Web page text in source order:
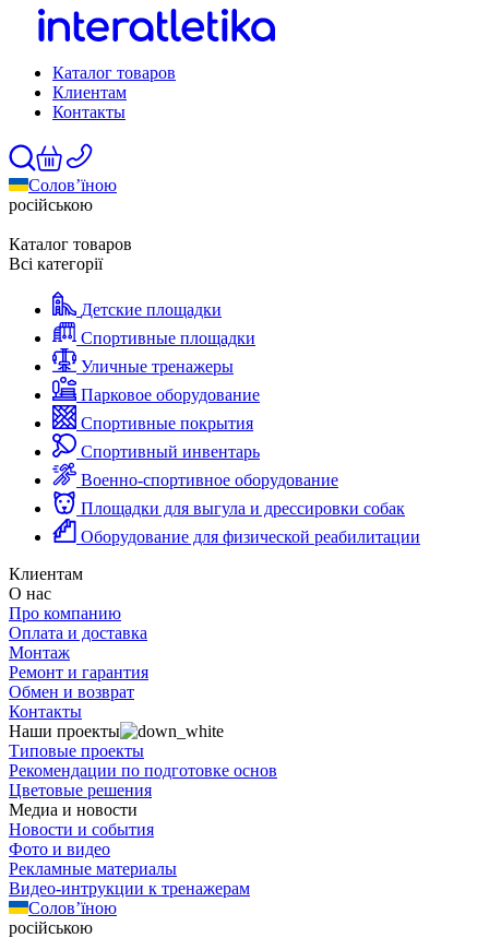
Каталог товаров
Клиентам
Контакты
Солов’їною
російською
Каталог товаров
Всі категорії
Детские площадки
Спортивные площадки
Уличные тренажеры
Парковое оборудование
Спортивные покрытия
Спортивный инвентарь
Военно-спортивное оборудование
Площадки для выгула и дрессировки собак
Оборудование для физической реабилитации
Клиентам
О нас
Про компанию
Оплата и доставка
Монтаж
Ремонт и гарантия
Обмен и возврат
Контакты
Наши проекты
Типовые проекты
Рекомендации по подготовке основ
Цветовые решения
Медиа и новости
Новости и события
Фото и видео
Рекламные материалы
Видео-интрукции к тренажерам
Солов’їною
російською